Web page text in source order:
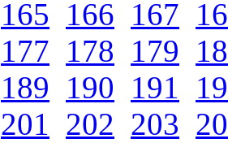
165 166 167
177 178 179
189 190 191
201 202 203